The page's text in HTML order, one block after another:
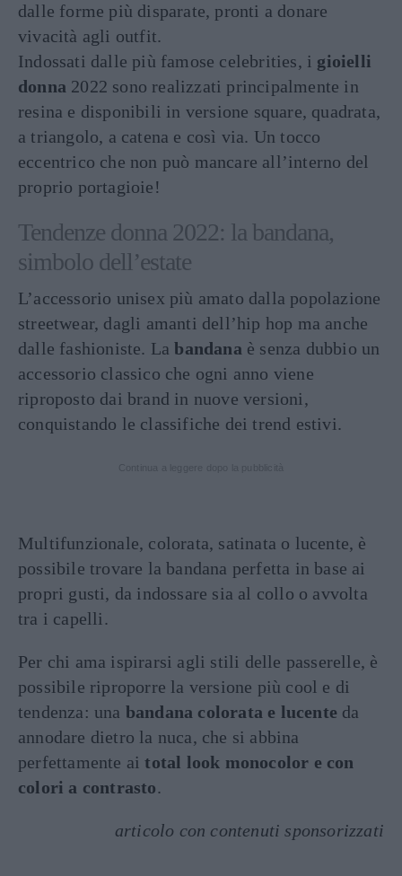
dalle forme più disparate, pronti a donare
vivacità agli outfit.
Indossati dalle più famose celebrities, i gioielli
donna 2022 sono realizzati principalmente in
resina e disponibili in versione square, quadrata,
a triangolo, a catena e così via. Un tocco
eccentrico che non può mancare all’interno del
proprio portagioie!
Tendenze donna 2022: la bandana,
simbolo dell’estate
L’accessorio unisex più amato dalla popolazione
streetwear, dagli amanti dell’hip hop ma anche
dalle fashioniste. Labandana è senza dubbio un
accessorio classico che ogni anno viene
riproposto dai brand in nuove versioni,
conquistando le classifiche dei trend estivi.
Multifunzionale, colorata, satinata o lucente, è
possibile trovare la bandana perfetta in base ai
propri gusti, da indossare sia al collo o avvolta
tra i capelli.
Per chi ama ispirarsi agli stili delle passerelle, è
possibile riproporre la versione più cool e di
tendenza: una bandana colorata e lucente da
annodare dietro la nuca, che si abbina
perfettamente aitotal look monocolor e con
colori a contrasto.
articolo con contenuti sponsorizzati